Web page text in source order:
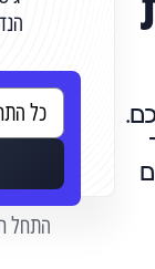
התחל